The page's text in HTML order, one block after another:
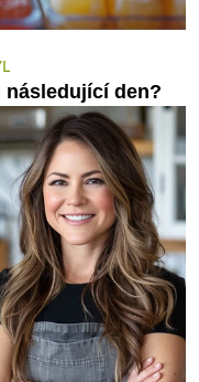
den?